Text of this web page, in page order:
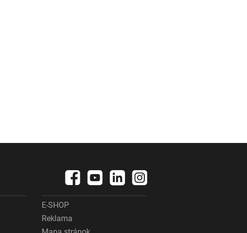
E-SHOP
Reklama